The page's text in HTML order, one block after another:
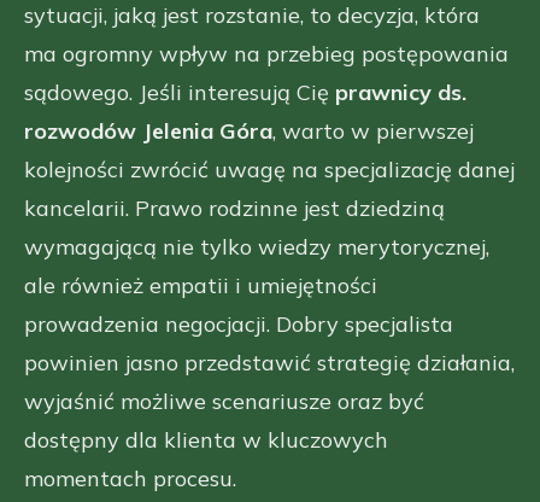
sytuacji, jaką jest rozstanie, to decyzja, która
ma ogromny wpływ na przebieg postępowania
sądowego. Jeśli interesują Cię prawnicy ds.
rozwodów Jelenia Góra, warto w pierwszej
kolejności zwrócić uwagę na specjalizację danej
kancelarii. Prawo rodzinne jest dziedziną
wymagającą nie tylko wiedzy merytorycznej,
ale również empatii i umiejętności
prowadzenia negocjacji. Dobry specjalista
powinien jasno przedstawić strategię działania,
wyjaśnić możliwe scenariusze oraz być
dostępny dla klienta w kluczowych
momentach procesu.